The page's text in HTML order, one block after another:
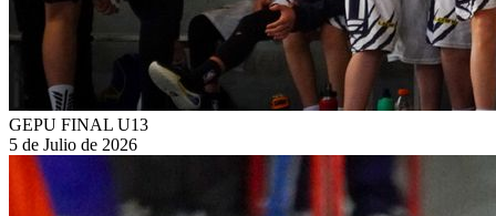
GEPU FINAL U13
5 de Julio de 2026